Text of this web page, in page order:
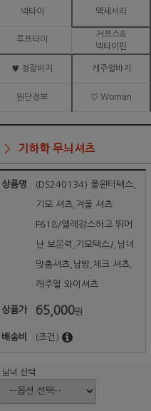
넥타이 액세서리
루프타이
커프스&
넥타이핀
♥ 정장바지 캐주얼바지
원단정보 ♡ Woman
기하학 무늬셔츠
상품명 (DS240134) 폴윈터텍스,
기모 셔츠,겨울 셔츠
F618/엘레강스하고 뛰어
난 보온력,기모텍스/,남녀
맞춤셔츠,남방,체크 셔츠,
캐주얼 와이셔츠
상품가 65,000원
배송비 (조건)
남녀 선택